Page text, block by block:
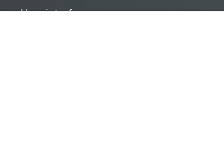
User interfaces